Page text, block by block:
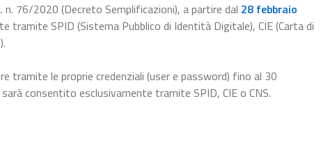
76/2020 (Decreto Semplificazioni), a partire dal 28 febbraio
SPID (Sistema Pubblico di Identità Digitale), CIE (Carta di
tramite le proprie credenziali (user e password) fino al 30
consentito esclusivamente tramite SPID, CIE o CNS.